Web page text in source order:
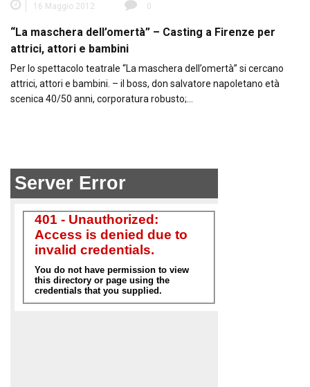
16 Maggio 2012 0
“La maschera dell’omertà” – Casting a Firenze per
attrici, attori e bambini
Per lo spettacolo teatrale “La maschera dell’omertà” si cercano
attrici, attori e bambini. – il boss, don salvatore napoletano età
scenica 40/50 anni, corporatura robusto;…